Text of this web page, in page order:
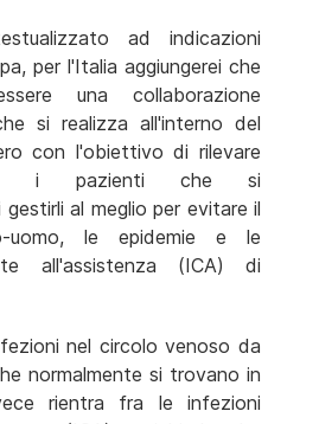
ad indicazioni
per l'Italia aggiungerei che
una collaborazione
si realizza all'interno del
con l'obiettivo di rilevare
i pazienti che si
al meglio per evitare il
uomo, le epidemie e le
all'assistenza (ICA) di
nel circolo venoso da
normalmente si trovano in
rientra fra le infezioni